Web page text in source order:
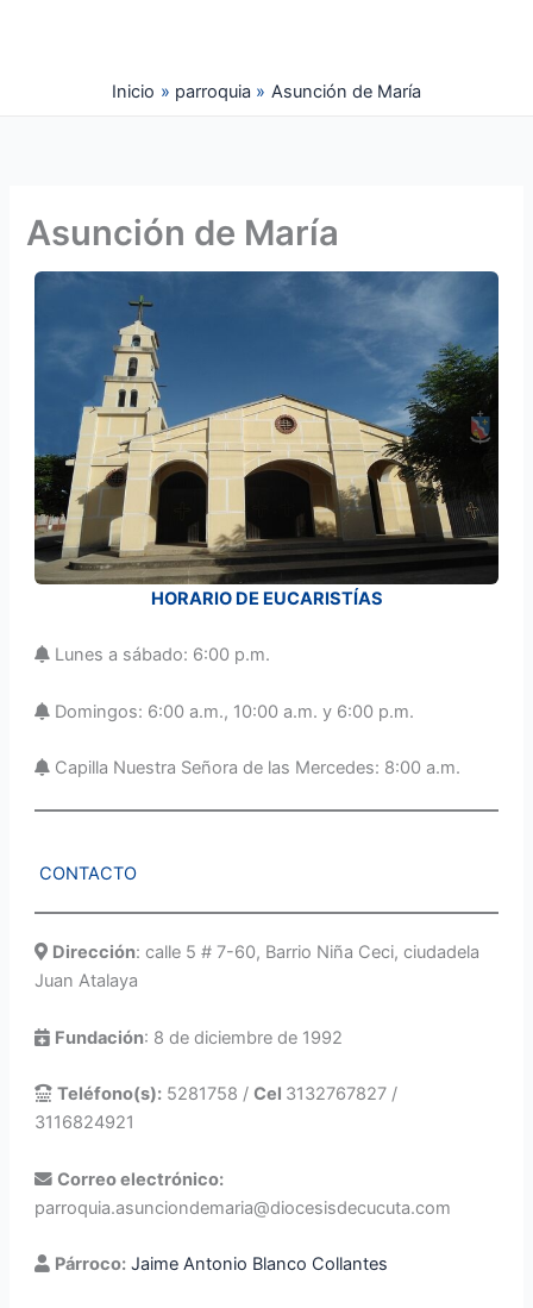
Inicio
parroquia Asunción de María
Asunción de María
HORARIO DE EUCARISTÍAS
Lunes a sábado: 6:00 p.m.
Domingos: 6:00 a.m., 10:00 a.m. y 6:00 p.m.
Capilla Nuestra Señora de las Mercedes: 8:00 a.m.
CONTACTO
Dirección: calle 5 # 7-60, Barrio Niña Ceci, ciudadela
Juan Atalaya
Fundación: 8 de diciembre de 1992
Teléfono(s):5281758 / Cel 3132767827 /
3116824921
Correo electrónico:
parroquia.asunciondemaria@diocesisdecucuta.com
Párroco: Jaime Antonio Blanco Collantes